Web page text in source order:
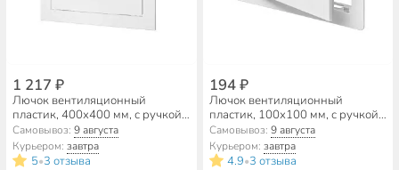
1 217 ₽
Лючок вентиляционный
пластик, 400х400 мм, с ручкой,
ERA, Л4040Р
Самовывоз:9 августа
Курьером:завтра
5•3 отзыва
194 ₽
Лючок вентиляционный
пластик, 100х100 мм, с ручкой,
Viento, ДР1010
Самовывоз: 9 августа
Курьером: завтра
4.9•3 отзыва